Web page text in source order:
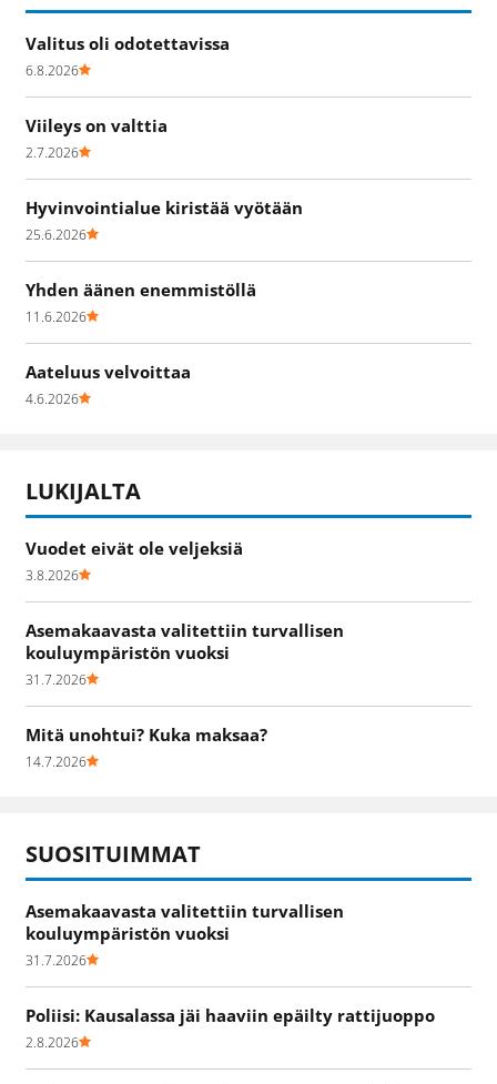
Valitus oli odotettavissa
6.8.2026
Viileys on valttia
2.7.2026
Hyvinvointialue kiristää vyötään
25.6.2026
Yhden äänen enemmistöllä
11.6.2026
Aateluus velvoittaa
4.6.2026
LUKIJALTA
Vuodet eivät ole veljeksiä
3.8.2026
Asemakaavasta valitettiin turvallisen
kouluympäristön vuoksi
31.7.2026
Mitä unohtui? Kuka maksaa?
14.7.2026
SUOSITUIMMAT
Asemakaavasta valitettiin turvallisen
kouluympäristön vuoksi
31.7.2026
Poliisi: Kausalassa jäi haaviin epäilty rattijuoppo
2.8.2026